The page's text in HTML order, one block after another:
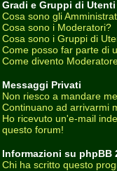
Gradi e Gruppi di Utenti
Cosa sono gli
Cosa sono i Moderatori?
Cosa sono i Gruppi di
Come posso far parte di
Come divento
Messaggi Privati
Non riesco a mandare
Continuano ad arrivarmi
Ho ricevuto un'e-mail
questo forum!
Informazioni su phpBB
Chi ha scritto questo